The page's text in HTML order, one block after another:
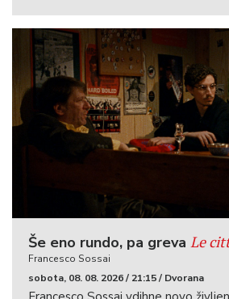
Še eno rundo, pa greva Le
Francesco Sossai
sobota, 08. 08. 2026 / 21:15 / Dvorana